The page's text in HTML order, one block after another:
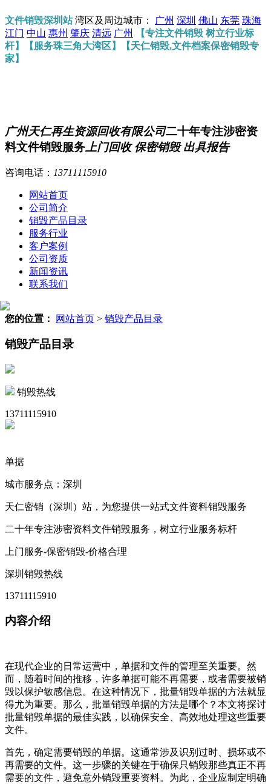
文件销毁深圳站湾区及周边城市： 广州 深圳 佛山 东莞 珠海
江门 中山 惠州 肇庆 清远 广州
【专注文件销毁 树立行业标
杆】【服务珠三角大湾区】【天仁销毁,文件档案保密销毁专
家】
广州天仁再生资源回收有限公司二十年专注涉密资
料文件销毁服务 上门回收 保密销毁 出具报告
咨询电话： 13711115910
网站首页
公司简介
销毁产品目录
服务行业
客户案例
公司资质
新闻资讯
联系我们
您的位置： 网站首页 > 销毁产品目录
销毁产品目录
销毁热线
13711115910
单据
城市服务点：深圳
天仁密销（深圳）站，为您提供一站式文件资料销毁服务
二十年专注涉密资料文件销毁服务，树立行业服务标杆
上门服务-保密销毁-价格合理
深圳销毁热线
13711115910
内容介绍
在现代企业的日常运营中，单据和文件的管理至关重要。然
而，随着时间的推移，许多单据可能不再需要，或者需要被销
毁以保护敏感信息。在这种情况下，批量销毁单据的方法就显
得尤为重要。那么，批量销毁单据的方法是哪个？本文将探讨
批量销毁单据的最佳实践，以确保安全、高效地处理这些重要
文件。
首先，确定需要销毁的单据。这通常涉及识别过时、损坏或不
再需要的文件。这一步骤的关键在于确保只销毁那些真正不再
需要的文件，避免意外销毁重要资料。为此，企业应制定明确